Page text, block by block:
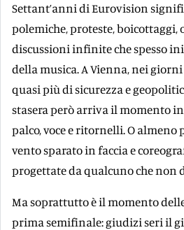
Settant’anni di Eurovision
polemiche, proteste,
discussioni infinite che spesso
della musica. A Vienna, nei
quasi più di sicurezza e
stasera però arriva il momento
palco, voce e ritornelli. O almeno
vento sparato in faccia e
progettate da qualcuno che non
Ma soprattutto è il momento
prima semifinale: giudizi seri il